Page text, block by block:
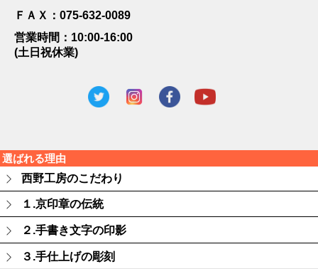
その他のご感想レビュー
ＦＡＸ：075-632-0089
営業時間：10:00-16:00
(土日祝休業)
選ばれる理由
西野工房のこだわり
１.京印章の伝統
２.手書き文字の印影
３.手仕上げの彫刻